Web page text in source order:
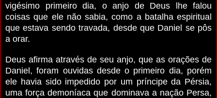
vigésimo primeiro dia, o anjo de Deus lhe falou
coisas que ele não sabia, como a batalha espiritual
que estava sendo travada, desde que Daniel se pôs
a orar.
Deus afirma através de seu anjo, que as orações de
Daniel, foram ouvidas desde o primeiro dia, porém
ele havia sido impedido por um príncipe da Pérsia,
uma força demoníaca que dominava a nação Persa,